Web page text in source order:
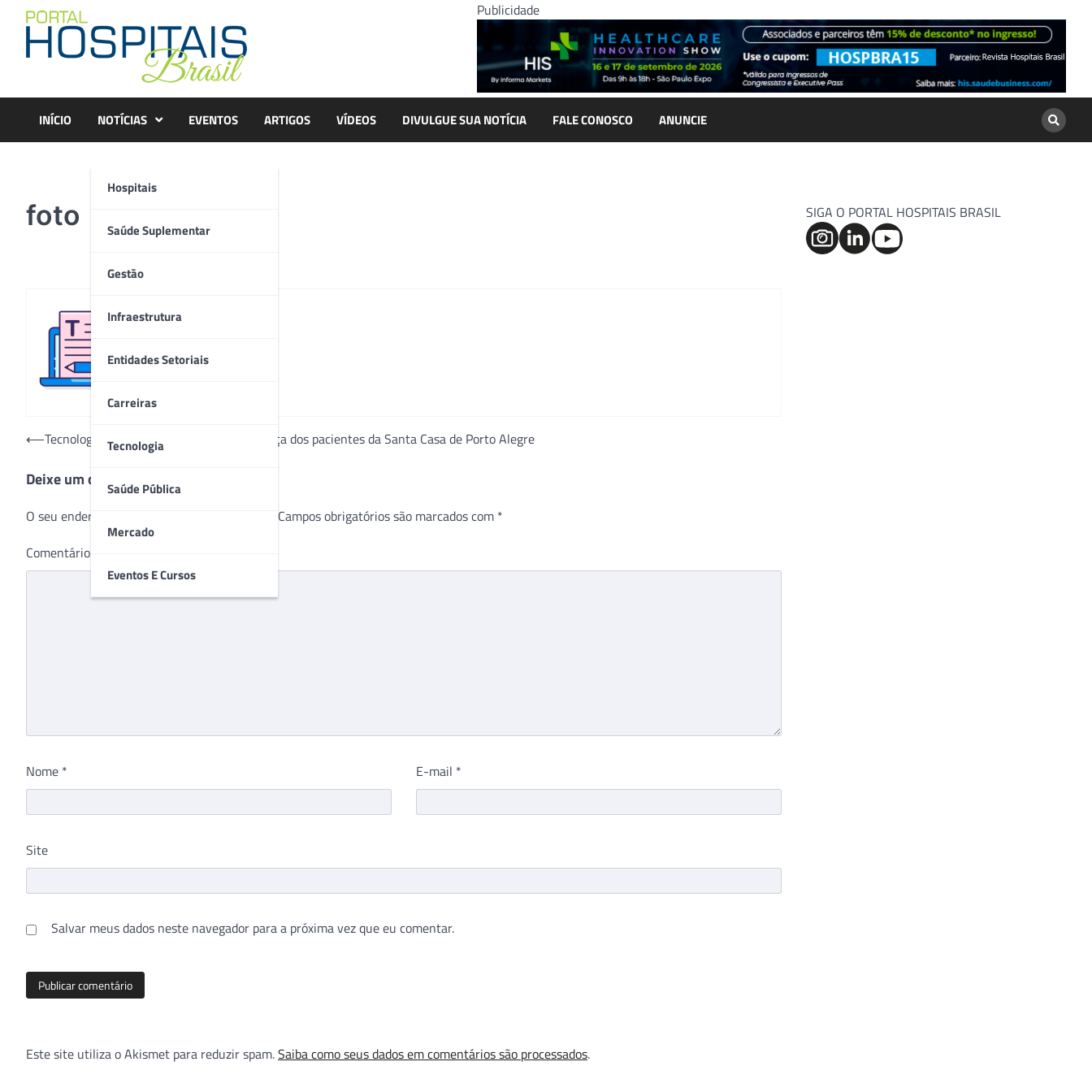
content
Publicidade
INÍCIO NOTÍCIAS
Hospitais
Saúde Suplementar
Gestão
Infraestrutura
Entidades Setoriais
Carreiras
Tecnologia
Saúde Pública
Mercado
Eventos E Cursos
EVENTOS ARTIGOS VÍDEOS DIVULGUE SUA NOTÍCIA FALE CONOSCO ANUNCIE
foto
Navegação
Post
⟵Tecnologia à beira do leito amplia segurança dos pacientes da Santa Casa de Porto Alegre
Deixe um comentário
O seu endereço de e-mail não será publicado. Campos obrigatórios são marcados com *
Comentário
Nome * E-mail *
Site
Salvar meus dados neste navegador para a próxima vez que eu comentar.
Este site utiliza o Akismet para reduzir spam.Saiba como seus dados em comentários são processados.
SIGA O PORTAL HOSPITAIS BRASIL